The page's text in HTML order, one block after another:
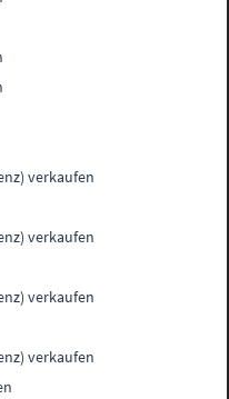
verkaufen
verkaufen
verkaufen
verkaufen